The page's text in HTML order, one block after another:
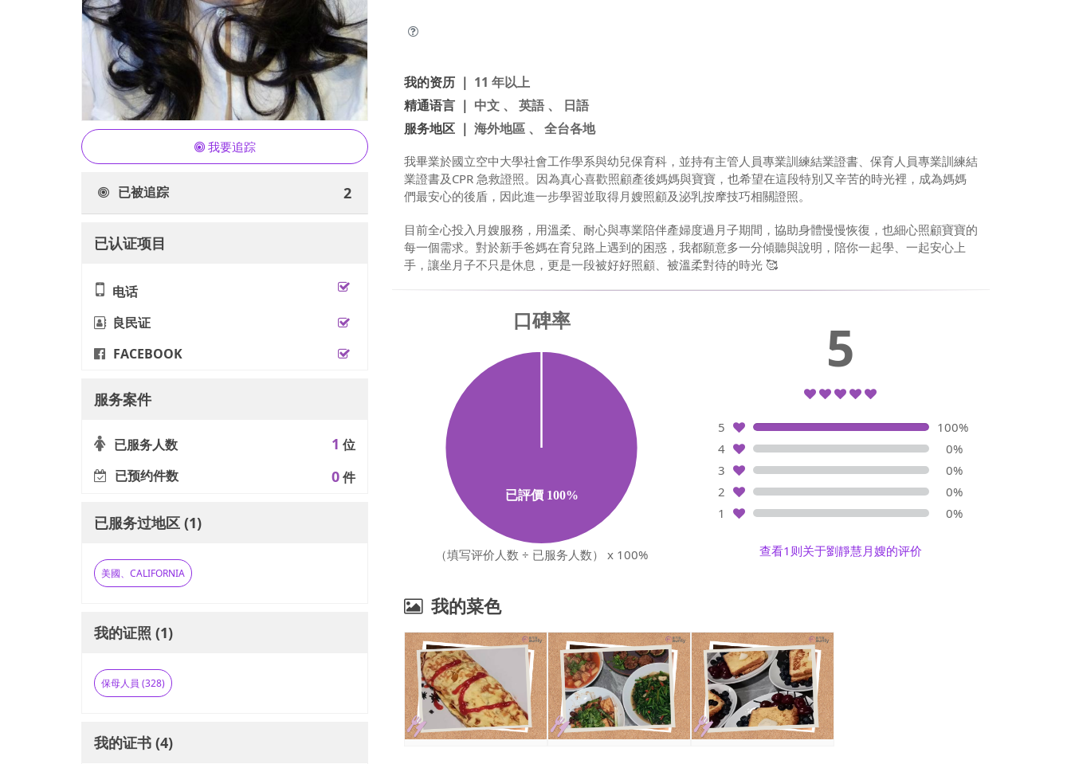
我要追踪
已被追踪 2
我的资历 ｜ 11 年以上
精通语言 ｜ 中文 、 英語 、 日語
服务地区 ｜ 海外地區 、 全台各地
我畢業於國立空中大學社會工作學系與幼兒保育科，並持有主管人員專業訓練結業證書、保育人員專業訓練結
業證書及CPR 急救證照。因為真心喜歡照顧產後媽媽與寶寶，也希望在這段特別又辛苦的時光裡，成為媽媽
們最安心的後盾，因此進一步學習並取得月嫂照顧及泌乳按摩技巧相關證照。
目前全心投入月嫂服務，用溫柔、耐心與專業陪伴產婦度過月子期間，協助身體慢慢恢復，也細心照顧寶寶的
每一個需求。對於新手爸媽在育兒路上遇到的困惑，我都願意多一分傾聽與說明，陪你一起學、一起安心上
手，讓坐月子不只是休息，更是一段被好好照顧、被溫柔對待的時光 🥰
（填写评价人数 ÷ 已服务人数） x 100%
5
5
100%
4
0%
3
0%
2
0%
1
0%
查看1则关于劉靜慧月嫂的评价
我的菜色
已认证项目
电话
良民证
FACEBOOK
服务案件
已服务人数 1 位
已预约件数
0件
已服务过地区 (1)
美國、CALIFORNIA
我的证照 (1)
保母人員 (328)
我的证书 (4)